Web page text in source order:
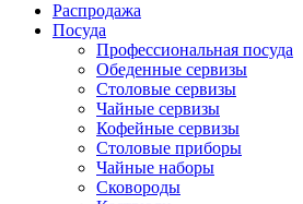
Распродажа
Посуда
Профессиональная посуда
Обеденные сервизы
Столовые сервизы
Чайные сервизы
Кофейные сервизы
Столовые приборы
Чайные наборы
Сковороды